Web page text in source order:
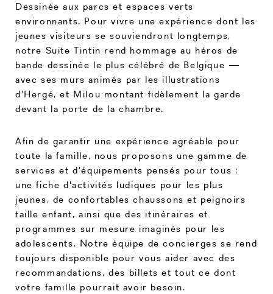
Dessinée aux parcs et espaces verts
environnants. Pour vivre une expérience dont les
jeunes visiteurs se souviendront longtemps,
notre Suite Tintin rend hommage au héros de
bande dessinée le plus célébré de Belgique —
avec ses murs animés par les illustrations
d'Hergé, et Milou montant fidèlement la garde
devant la porte de la chambre.
Afin de garantir une expérience agréable pour
toute la famille, nous proposons une gamme de
services et d'équipements pensés pour tous :
une fiche d'activités ludiques pour les plus
jeunes, de confortables chaussons et peignoirs
taille enfant, ainsi que des itinéraires et
programmes sur mesure imaginés pour les
adolescents. Notre équipe de concierges se rend
toujours disponible pour vous aider avec des
recommandations, des billets et tout ce dont
votre famille pourrait avoir besoin.